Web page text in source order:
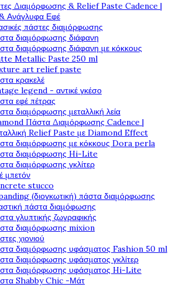
Διαμόρφωσης & Relief Paste Cadence |
Ανάγλυφα Εφέ
πάστες διαμόρφωσης
διαμόρφωσης διάφανη
διαμόρφωσης διάφανη με κόκκους
Metallic Paste 250 ml
art relief paste
κρακελέ
legend - αντικέ γκέσο
εφέ πέτρας
διαμόρφωσης μεταλλική λεία
Πάστα Διαμόρφωσης Cadence |
Relief Paste με Diamond Effect
διαμόρφωσης με κόκκους Dora perla
διαμόρφωσης Hi-Lite
διαμόρφωσης γκλίτερ
μπετόν
stucco
(διογκωτική) πάστα διαμόρφωσης
πάστα διαμόφωσης
γλυπτικής ζωγραφικής
διαμόρφωσης mixion
χιονιού
διαμόρφωσης υφάσματος Fashion 50 ml
διαμόρφωσης υφάσματος γκλίτερ
διαμόρφωσης υφάσματος Hi-Lite
Shabby Chic -Μάτ